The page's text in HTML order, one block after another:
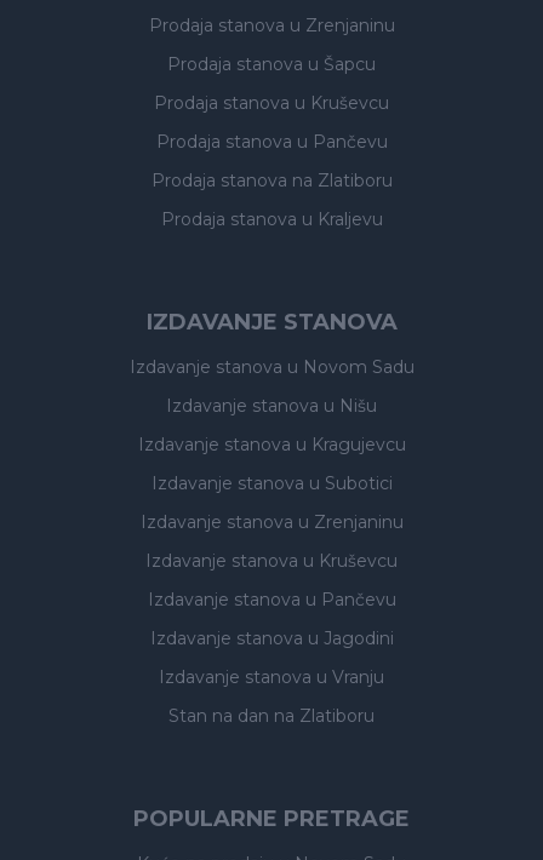
Prodaja stanova u Zrenjaninu
Prodaja stanova u Šapcu
Prodaja stanova u Kruševcu
Prodaja stanova u Pančevu
Prodaja stanova na Zlatiboru
Prodaja stanova u Kraljevu
IZDAVANJE STANOVA
Izdavanje stanova u Novom Sadu
Izdavanje stanova u Nišu
Izdavanje stanova u Kragujevcu
Izdavanje stanova u Subotici
Izdavanje stanova u Zrenjaninu
Izdavanje stanova u Kruševcu
Izdavanje stanova u Pančevu
Izdavanje stanova u Jagodini
Izdavanje stanova u Vranju
Stan na dan na Zlatiboru
POPULARNE PRETRAGE